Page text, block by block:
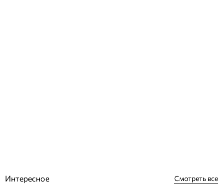
Интересное Смотреть все